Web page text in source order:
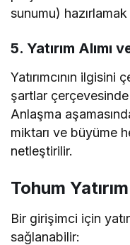
sunumu)
5. Yatırım Alımı
Yatırımcının
şartlar çerçevesinde
Anlaşma
miktarı ve büyüme
netleştirilir.
Tohum
Bir girişimci için
sağlanabilir: